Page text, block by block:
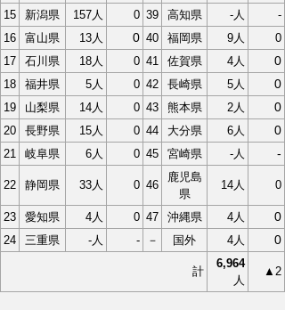
15 新潟県 157人 0 39 高知県 -人
-
16
富山県 13人 0 40 福岡県 9人
0
17
石川県 18人 0 41 佐賀県 4人 0
18 福井県 5人 0 42 長崎県 5人 0
19 山梨県 14人 0 43 熊本県 2人 0
20 長野県 15人 0 44 大分県 6人 0
21 岐阜県 6人 0 45 宮崎県 -人 -
22 静岡県 33人 0 46
鹿児島
県
14人 0
23 愛知県 4人 0 47 沖縄県 4人 0
24 三重県 -人 - － 国外 4人 0
計
6,964
人
▲2